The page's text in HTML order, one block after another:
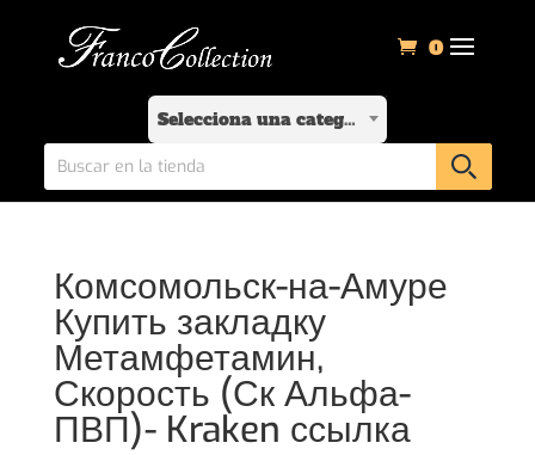
0
Selecciona una categoría
Комсомольск-на-Амуре
Купить закладку
Метамфетамин,
Скорость (Ск Альфа-
ПВП)- Kraken ссылка